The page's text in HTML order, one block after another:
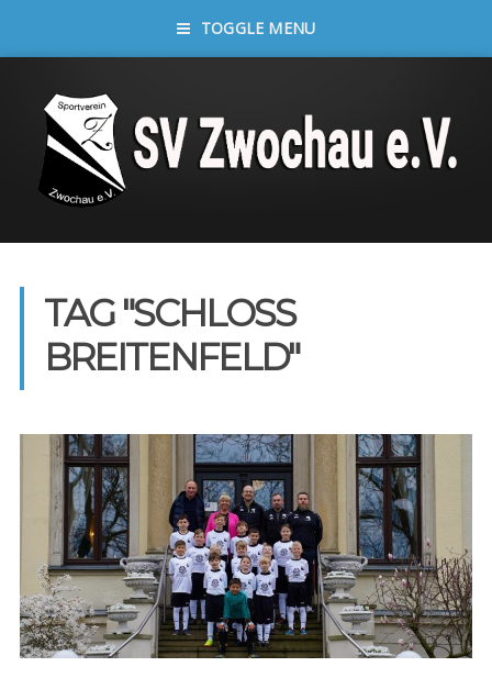
TOGGLE MENU
TAG "SCHLOSS
BREITENFELD"